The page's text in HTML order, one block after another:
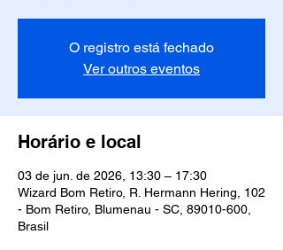
O registro está fechado
Ver outros eventos
Horário e local
03 de jun. de 2026, 13:30 – 17:30
Wizard Bom Retiro, R. Hermann Hering, 102
- Bom Retiro, Blumenau - SC, 89010-600,
Brasil